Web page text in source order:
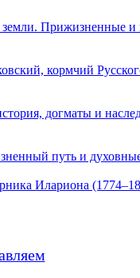
Прижизненные и
кормчий
догматы и
путь и
Илариона